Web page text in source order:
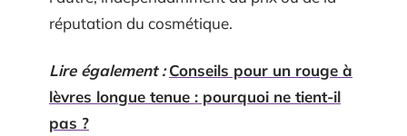
réputation du cosmétique.
Lire également : Conseils pour un rouge à
lèvres longue tenue : pourquoi ne tient-il
pas ?